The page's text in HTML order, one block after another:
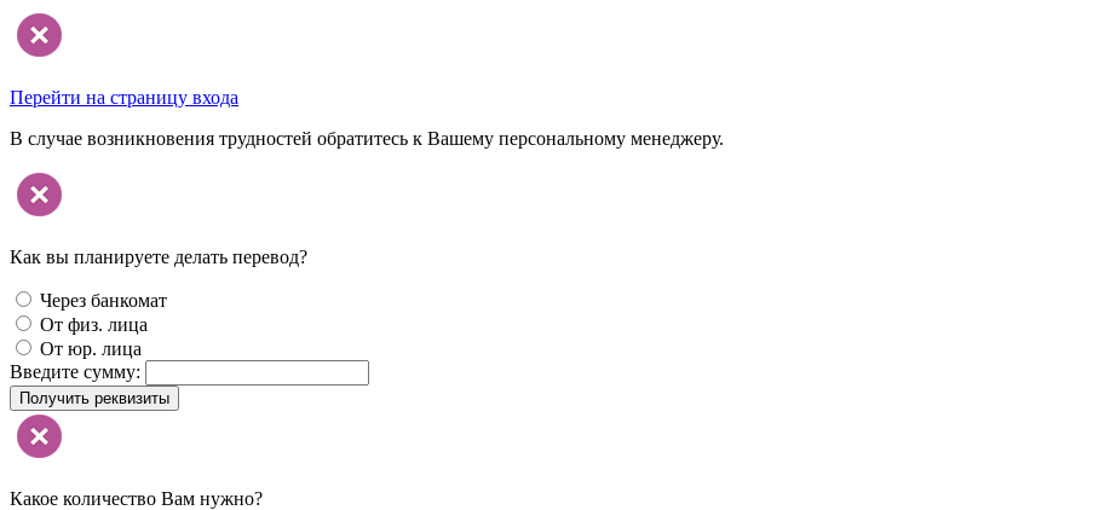
Перейти на страницу входа
В случае возникновения трудностей обратитесь к Вашему персональному менеджеру.
Как вы планируете делать перевод?
Через банкомат
От физ. лица
От юр. лица
Введите сумму:
Получить реквизиты
Какое количество Вам нужно?